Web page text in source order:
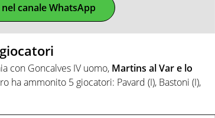
canale WhatsApp
con Goncalves IV uomo, Martins al Var e lo
ha ammonito 5 giocatori: Pavard (I), Bastoni (I),